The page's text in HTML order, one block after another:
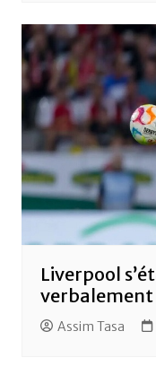
Liverpool
verbalement
Assim Tasa